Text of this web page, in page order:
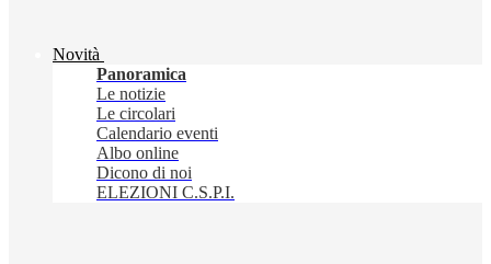
Novità
Panoramica
Le notizie
Le circolari
Calendario eventi
Albo online
Dicono di noi
ELEZIONI C.S.P.I.